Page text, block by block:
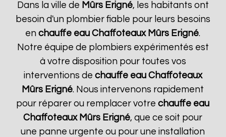
Dans la ville de Mûrs Erigné, les habitants ont
besoin d'un plombier fiable pour leurs besoins
enchauffe eau Chaffoteaux Mûrs Erigné.
Notre équipe de plombiers expérimentés est
à votre disposition pour toutes vos
interventions de chauffe eau Chaffoteaux
Mûrs Erigné. Nous intervenons rapidement
pour réparer ou remplacer votrechauffe eau
Chaffoteaux Mûrs Erigné, que ce soit pour
une panne urgente ou pour une installation